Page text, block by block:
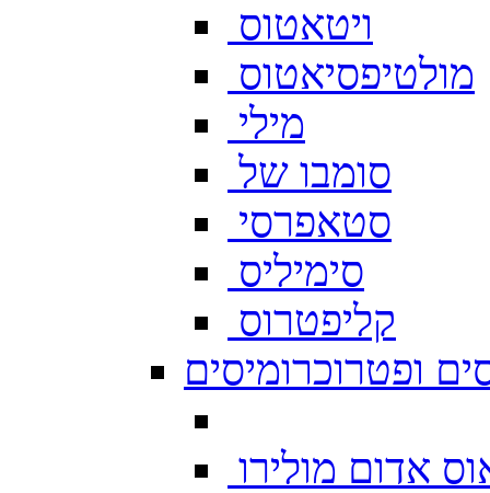
ויטאטוס
מולטיפסיאטוס
מילי
סומבו של
סטאפרסי
סימיליס
קליפטרוס
ופטרוכרומיסים
אדום מולירו